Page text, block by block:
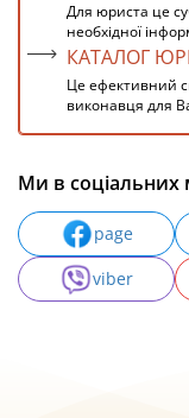
Для юриста це
необхідної
КАТАЛОГ
Це ефективний
виконавця для
Ми в соціальних
page
viber